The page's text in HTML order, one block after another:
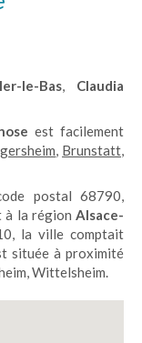
le-Bas, Claudia
est facilement
, Brunstatt,
postal 68790,
à la région Alsace-
la ville comptait
située à proximité
Wittelsheim.